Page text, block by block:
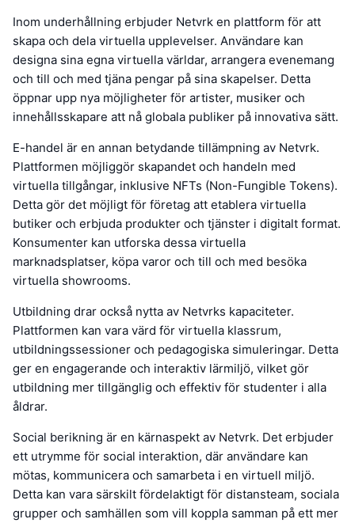
Inom underhållning erbjuder Netvrk en plattform för att
skapa och dela virtuella upplevelser. Användare kan
designa sina egna virtuella världar, arrangera evenemang
och till och med tjäna pengar på sina skapelser. Detta
öppnar upp nya möjligheter för artister, musiker och
innehållsskapare att nå globala publiker på innovativa sätt.
E-handel är en annan betydande tillämpning av Netvrk.
Plattformen möjliggör skapandet och handeln med
virtuella tillgångar, inklusive NFTs (Non-Fungible Tokens).
Detta gör det möjligt för företag att etablera virtuella
butiker och erbjuda produkter och tjänster i digitalt format.
Konsumenter kan utforska dessa virtuella
marknadsplatser, köpa varor och till och med besöka
virtuella showrooms.
Utbildning drar också nytta av Netvrks kapaciteter.
Plattformen kan vara värd för virtuella klassrum,
utbildningssessioner och pedagogiska simuleringar. Detta
ger en engagerande och interaktiv lärmiljö, vilket gör
utbildning mer tillgänglig och effektiv för studenter i alla
åldrar.
Social berikning är en kärnaspekt av Netvrk. Det erbjuder
ett utrymme för social interaktion, där användare kan
mötas, kommunicera och samarbeta i en virtuell miljö.
Detta kan vara särskilt fördelaktigt för distansteam, sociala
grupper och samhällen som vill koppla samman på ett mer